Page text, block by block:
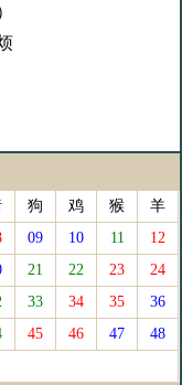
狗 鸡 猴
羊
09 10 11
12
21 22 23
24
33 34 35
36
45 46 47
48